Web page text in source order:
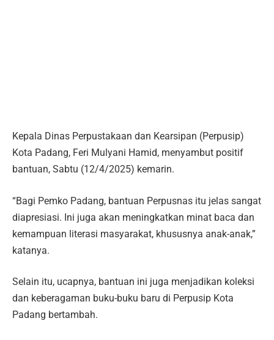
Kepala Dinas Perpustakaan dan Kearsipan (Perpusip)
Kota Padang, Feri Mulyani Hamid, menyambut positif
bantuan, Sabtu (12/4/2025) kemarin.
“Bagi Pemko Padang, bantuan Perpusnas itu jelas sangat
diapresiasi. Ini juga akan meningkatkan minat baca dan
kemampuan literasi masyarakat, khususnya anak-anak,”
katanya.
Selain itu, ucapnya, bantuan ini juga menjadikan koleksi
dan keberagaman buku-buku baru di Perpusip Kota
Padang bertambah.